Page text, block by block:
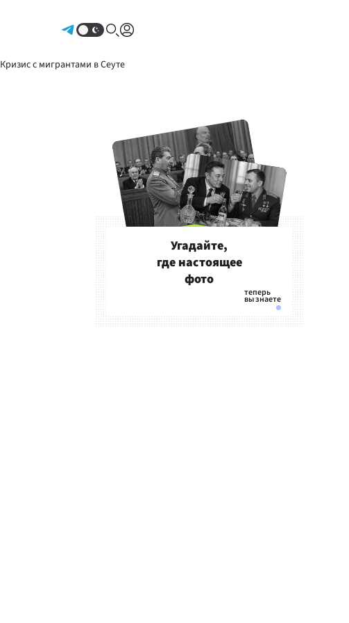
Кризис с мигрантами в Сеуте
Угадайте,
где настоящее
фото